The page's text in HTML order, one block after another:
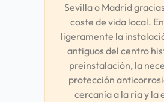
Sevilla o Madrid
coste de vida local.
ligeramente la
antiguos del centro
preinstalación, la
protección
cercanía a la ría y la